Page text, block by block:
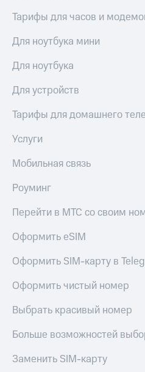
и
Все
товары
Тарифы для часов и
Для ноутбука мини
Для ноутбука
Для устройств
Тарифы для домашнего
Услуги
Мобильная связь
Роуминг
Перейти в МТС со своим
Оформить eSIM
Оформить SIM-карту в
Оформить чистый номер
Выбрать красивый номер
Больше возможностей
Заменить SIM-карту